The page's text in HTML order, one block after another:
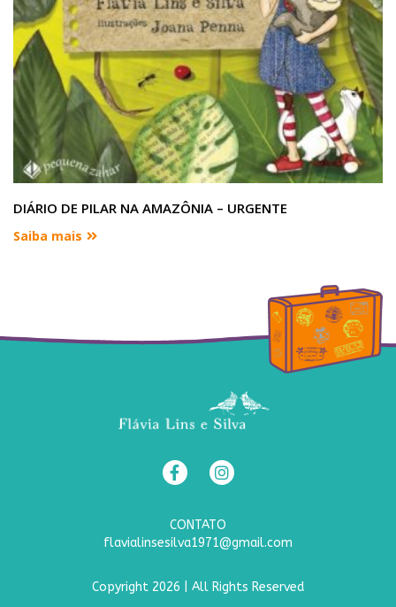
DIÁRIO DE PILAR NA AMAZÔNIA – URGENTE
Saiba mais
CONTATO
flavialinsesilva1971@gmail.com
Copyright 2026 | All Rights Reserved